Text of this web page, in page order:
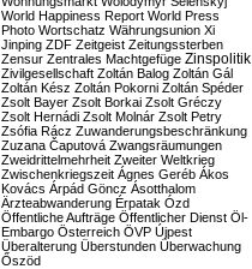
World Happiness Report World Press
Photo Wortschatz Währungsunion Xi
Jinping ZDF Zeitgeist Zeitungssterben
Zensur Zentrales Machtgefüge Zinspolitik
Zivilgesellschaft Zoltán Balog Zoltán Gál
Zoltán Kész Zoltán Pokorni Zoltán Spéder
Zsolt Bayer Zsolt Borkai Zsolt Gréczy
Zsolt Hernádi Zsolt Molnár Zsolt Petry
Zsófia Rácz Zuwanderungsbeschränkung
Zuzana Čaputová Zwangsräumungen
Zweidrittelmehrheit Zweiter Weltkrieg
Zwischenkriegszeit Ágnes Geréb Ákos
Kovács Árpád Göncz Ásotthalom
Ärzteabwanderung Érpatak Ózd
Öffentliche Aufträge Öffentlicher Dienst Öl-
Embargo Österreich ÖVP Újpest
Überalterung Überstunden Überwachung
Őszöd